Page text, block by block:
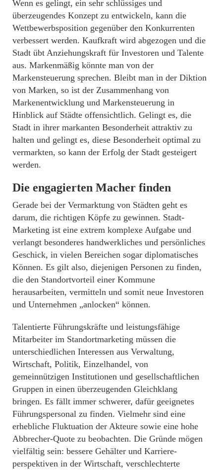
Wenn es gelingt, ein sehr schlüssiges und
überzeugendes Konzept zu entwickeln, kann die
Wettbewerbsposition gegenüber den Konkurrenten
verbessert werden. Kaufkraft wird abgezogen und die
Stadt übt Anziehungskraft für Investoren und Talente
aus. Markenmäßig könnte man von der
Markensteuerung sprechen. Bleibt man in der Diktion
von Marken, so ist der Zusammenhang von
Markenentwicklung und Markensteuerung in
Hinblick auf Städte offensichtlich. Gelingt es, die
Stadt in ihrer markanten Besonderheit attraktiv zu
halten und gelingt es, diese Besonderheit optimal zu
vermarkten, so kann der Erfolg der Stadt gesteigert
werden.
Die engagierten Macher finden
Gerade bei der Vermarktung von Städten geht es
darum, die richtigen Köpfe zu gewinnen. Stadt-
Marketing ist eine ex­trem komplexe Aufgabe und
verlangt besonderes handwerkliches und persönliches
Geschick, in vielen Bereichen sogar diplomatisches
Können. Es gilt also, diejenigen Personen zu finden,
die den Standortvorteil einer Kommune
herausarbeiten, vermitteln und somit neue Investoren
und Unternehmen „anlocken“ können.
Talentierte Führungskräfte und leistungsfähige
Mitarbeiter im Standortmarketing müssen die
unterschiedlichen Interessen aus Verwaltung,
Wirtschaft, Politik, Einzelhandel, von
gemeinnützigen Institutionen und gesellschaftlichen
Gruppen in einen überzeugenden Gleichklang
bringen. Es fällt immer schwerer, dafür geeignetes
Führungspersonal zu finden. Vielmehr sind eine
erhebliche Fluktuation der Akteure sowie eine hohe
Abbrecher-Quote zu beobachten. Die Gründe mögen
vielfältig sein: bessere Gehälter und Karriere­
perspektiven in der Wirtschaft, verschlechterte